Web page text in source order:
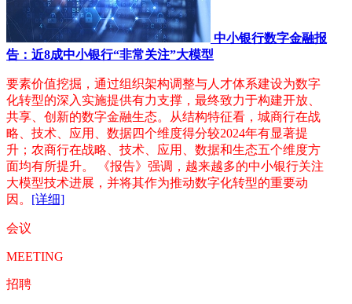
中小银行数字金融报
告：近8成中小银行“非常关注”大模型
要素价值挖掘，通过组织架构调整与人才体系建设为数字
化转型的深入实施提供有力支撑，最终致力于构建开放、
共享、创新的数字金融生态。从结构特征看，城商行在战
略、技术、应用、数据四个维度得分较2024年有显著提
升；农商行在战略、技术、应用、数据和生态五个维度方
面均有所提升。 《报告》强调，越来越多的中小银行关注
大模型技术进展，并将其作为推动数字化转型的重要动
因。 [详细]
会议
MEETING
招聘